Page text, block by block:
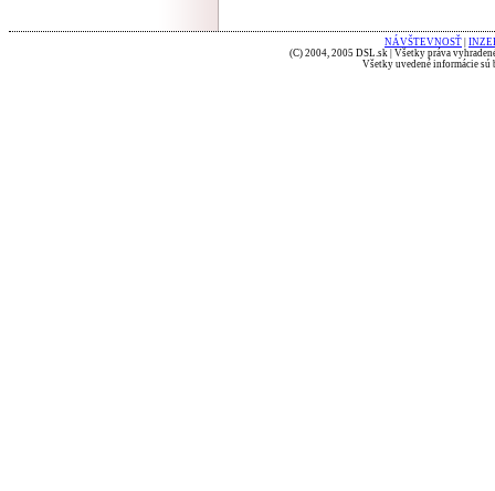
NÁVŠTEVNOSŤ
(C) 2004, 2005 DSL.sk | Všetky práva
Všetky uvedené informácie sú